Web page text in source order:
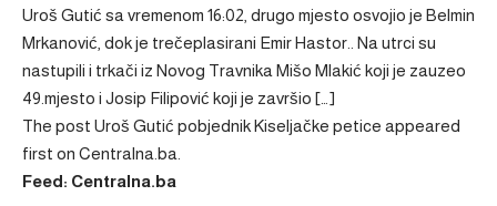
Uroš Gutić sa vremenom 16:02, drugo mjesto osvojio je Belmin
Mrkanović, dok je trečeplasirani Emir Hastor.. Na utrci su
nastupili i trkači iz Novog Travnika Mišo Mlakić koji je zauzeo
49.mjesto i Josip Filipović koji je završio […]
The post Uroš Gutić pobjednik Kiseljačke petice appeared
first on Centralna.ba
Feed: Centralna.ba